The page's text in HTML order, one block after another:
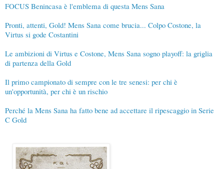
FOCUS Benincasa è l'emblema di questa Mens Sana
Pronti, attenti, Gold! Mens Sana come brucia... Colpo Costone, la
Virtus si gode Costantini
Le ambizioni di Virtus e Costone, Mens Sana sogno playoff: la griglia
di partenza della Gold
Il primo campionato di sempre con le tre senesi: per chi è
un'opportunità, per chi è un rischio
Perché la Mens Sana ha fatto bene ad accettare il ripescaggio in Serie
C Gold